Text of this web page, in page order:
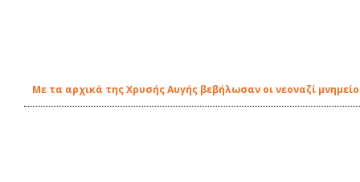
Με τα αρχικά της Χρυσής Αυγής βεβήλωσαν οι νεοναζί